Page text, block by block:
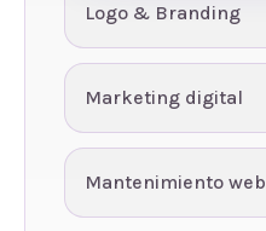
Logo & Branding
Marketing digital
Mantenimiento web